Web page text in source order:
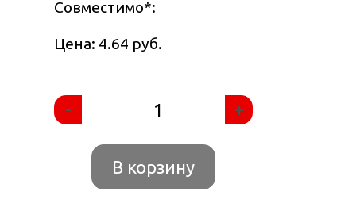
Совместимо*:
Цена: 4.64 руб.
- +
В корзину